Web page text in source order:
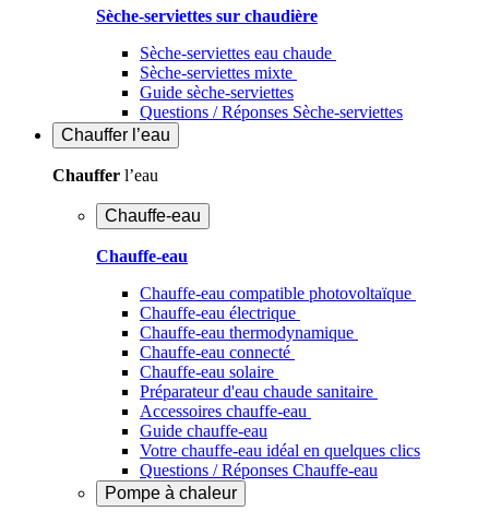
Sèche-serviettes sur chaudière
Sèche-serviettes eau chaude
Sèche-serviettes mixte
Guide sèche-serviettes
Questions / Réponses Sèche-serviettes
Chauffer l’eau
Chauffer l’eau
Chauffe-eau
Chauffe-eau
Chauffe-eau compatible photovoltaïque
Chauffe-eau électrique
Chauffe-eau thermodynamique
Chauffe-eau connecté
Chauffe-eau solaire
Préparateur d'eau chaude sanitaire
Accessoires chauffe-eau
Guide chauffe-eau
Votre chauffe-eau idéal en quelques clics
Questions / Réponses Chauffe-eau
Pompe à chaleur